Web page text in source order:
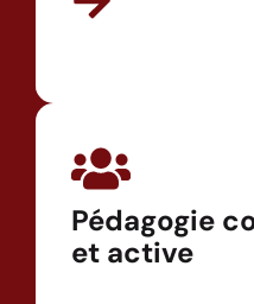
Pédagogie
et active